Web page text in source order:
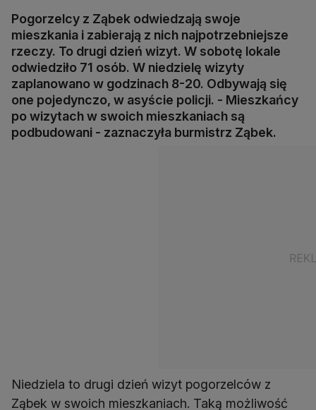
Pogorzelcy z Ząbek odwiedzają swoje
mieszkania i zabierają z nich najpotrzebniejsze
rzeczy. To drugi dzień wizyt. W sobotę lokale
odwiedziło 71 osób. W niedzielę wizyty
zaplanowano w godzinach 8-20. Odbywają się
one pojedynczo, w asyście policji. - Mieszkańcy
po wizytach w swoich mieszkaniach są
podbudowani - zaznaczyła burmistrz Ząbek.
Niedziela to drugi dzień wizyt pogorzelców z
Ząbek w swoich mieszkaniach. Taką możliwość